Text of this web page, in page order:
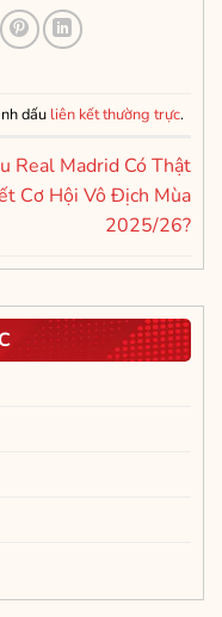
dấu liên kết thường trực.
Real Madrid Có Thật
Cơ Hội Vô Địch Mùa
2025/26?